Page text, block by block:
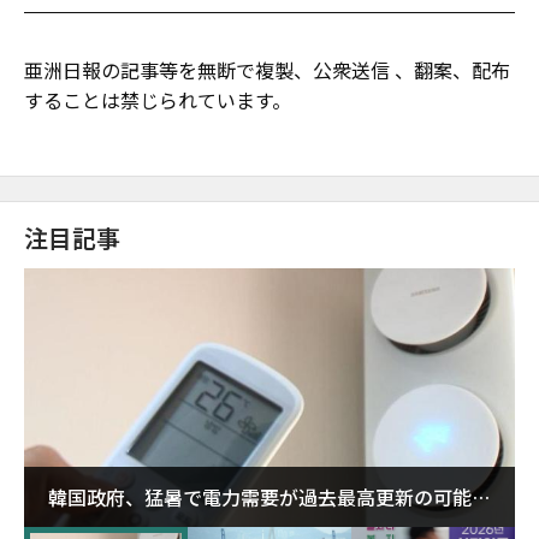
亜洲日報の記事等を無断で複製、公衆送信 、翻案、配布
することは禁じられています。
注目記事
韓国政府、猛暑で電力需要が過去最高更新の可能性